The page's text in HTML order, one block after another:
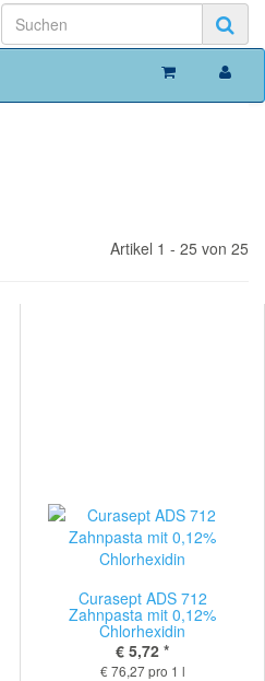
Artikel 1 - 25 von 25
Curasept ADS 712
Zahnpasta mit 0,12%
Chlorhexidin
€ 5,72 *
€ 76,27 pro 1 l